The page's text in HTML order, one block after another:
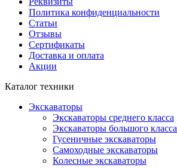
Политика конфиденциальности
Статьи
Отзывы
Сертификаты
Доставка и оплата
Акции
Каталог техники
Экскаваторы
Экскаваторы среднего класса
Экскаваторы большого класса
Гусеничные экскаваторы
Самоходные экскаваторы
Колесные экскаваторы